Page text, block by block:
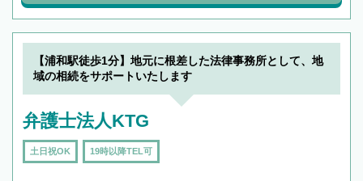
【浦和駅徒歩1分】地元に根差した法律事務所として、地
域の相続をサポートいたします
弁護士法人KTG
土日祝OK 19時以降TEL可